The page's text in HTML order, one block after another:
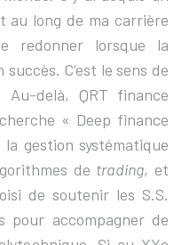
au long de ma carrière
redonner lorsque la
C’est le sens de
Au-delà, QRT finance
« Deep finance
gestion systématique
de trading, et
de soutenir les S.S.
pour accompagner de